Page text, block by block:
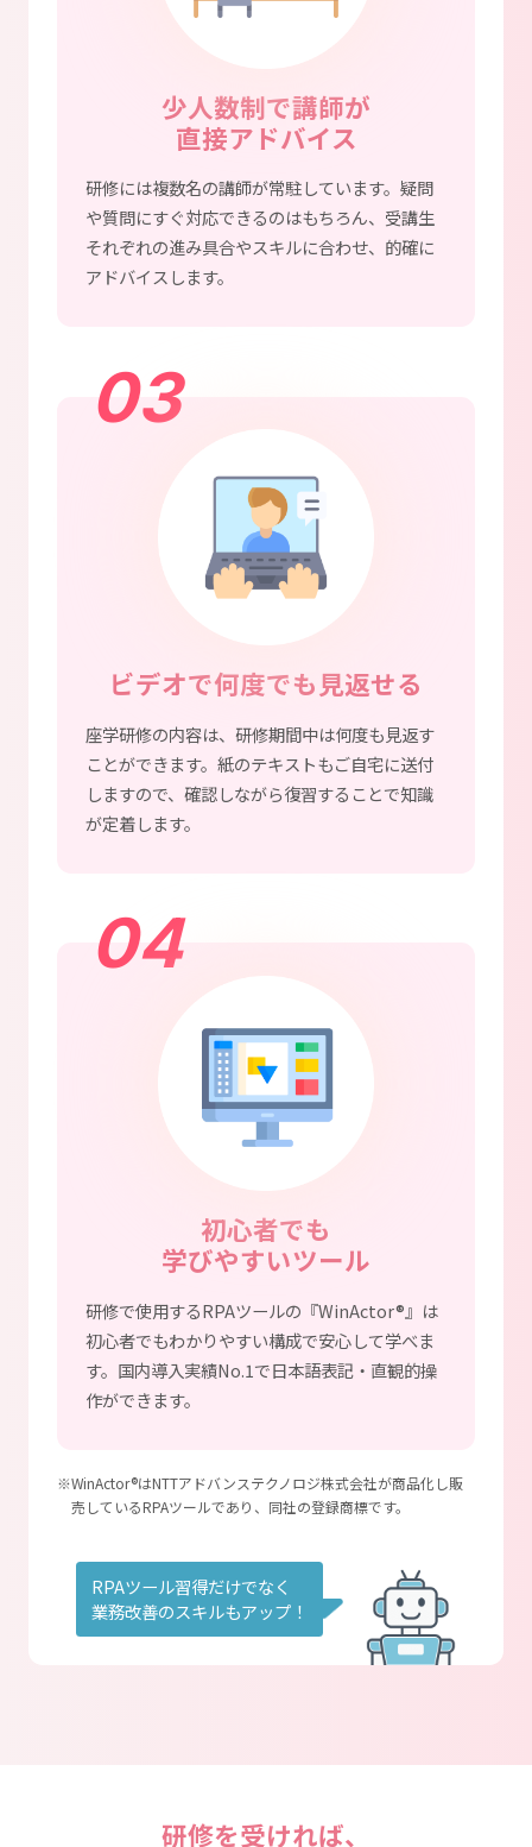
少人数制で講師が
直接アドバイス
研修には複数名の講師が常駐しています。疑問
や質問にすぐ対応できるのはもちろん、受講生
それぞれの進み具合やスキルに合わせ、的確に
アドバイスします。
03
ビデオで何度でも見返せる
座学研修の内容は、研修期間中は何度も見返す
ことができます。紙のテキストもご自宅に送付
しますので、確認しながら復習することで知識
が定着します。
04
初心者でも
学びやすいツール
研修で使用するRPAツールの『WinActor®』は
初心者でもわかりやすい構成で安心して学べま
す。国内導入実績No.1で日本語表記・直観的操
作ができます。
※WinActor®はNTTアドバンステクノロジ株式会社が商品化し販
売しているRPAツールであり、同社の登録商標です。
RPAツール習得だけでなく
業務改善のスキルもアップ！
研修を受ければ、